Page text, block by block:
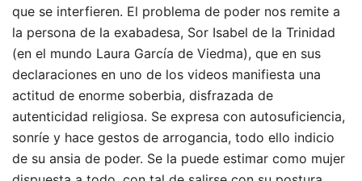
que se interfieren. El problema de poder nos remite a
la persona de la exabadesa, Sor Isabel de la Trinidad
(en el mundo Laura García de Viedma), que en sus
declaraciones en uno de los videos manifiesta una
actitud de enorme soberbia, disfrazada de
autenticidad religiosa. Se expresa con autosuficiencia,
sonríe y hace gestos de arrogancia, todo ello indicio
de su ansia de poder. Se la puede estimar como mujer